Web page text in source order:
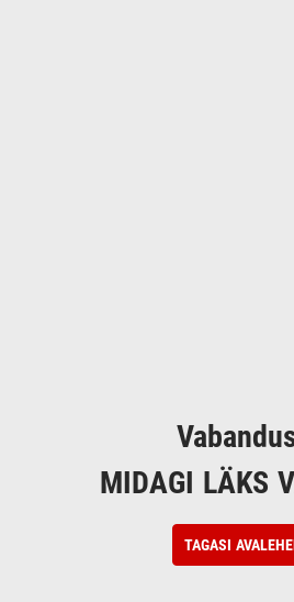
MIDAGI LÄKS
TAGASI